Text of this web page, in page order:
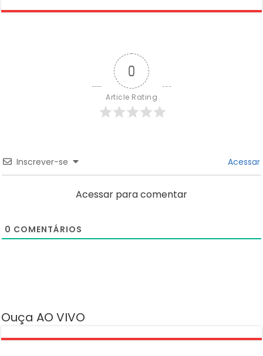
0
Article Rating
Inscrever-se Acessar
Acessar para comentar
0 COMENTÁRIOS
Ouça AO VIVO